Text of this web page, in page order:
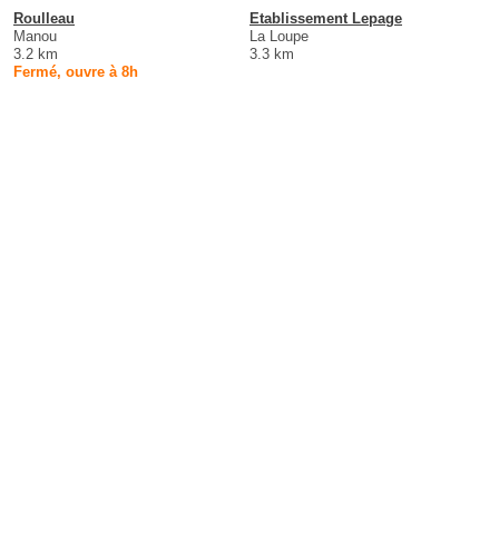
Roulleau
Manou
3.2 km
Fermé, ouvre à 8h
Etablissement Lepage
La Loupe
3.3 km